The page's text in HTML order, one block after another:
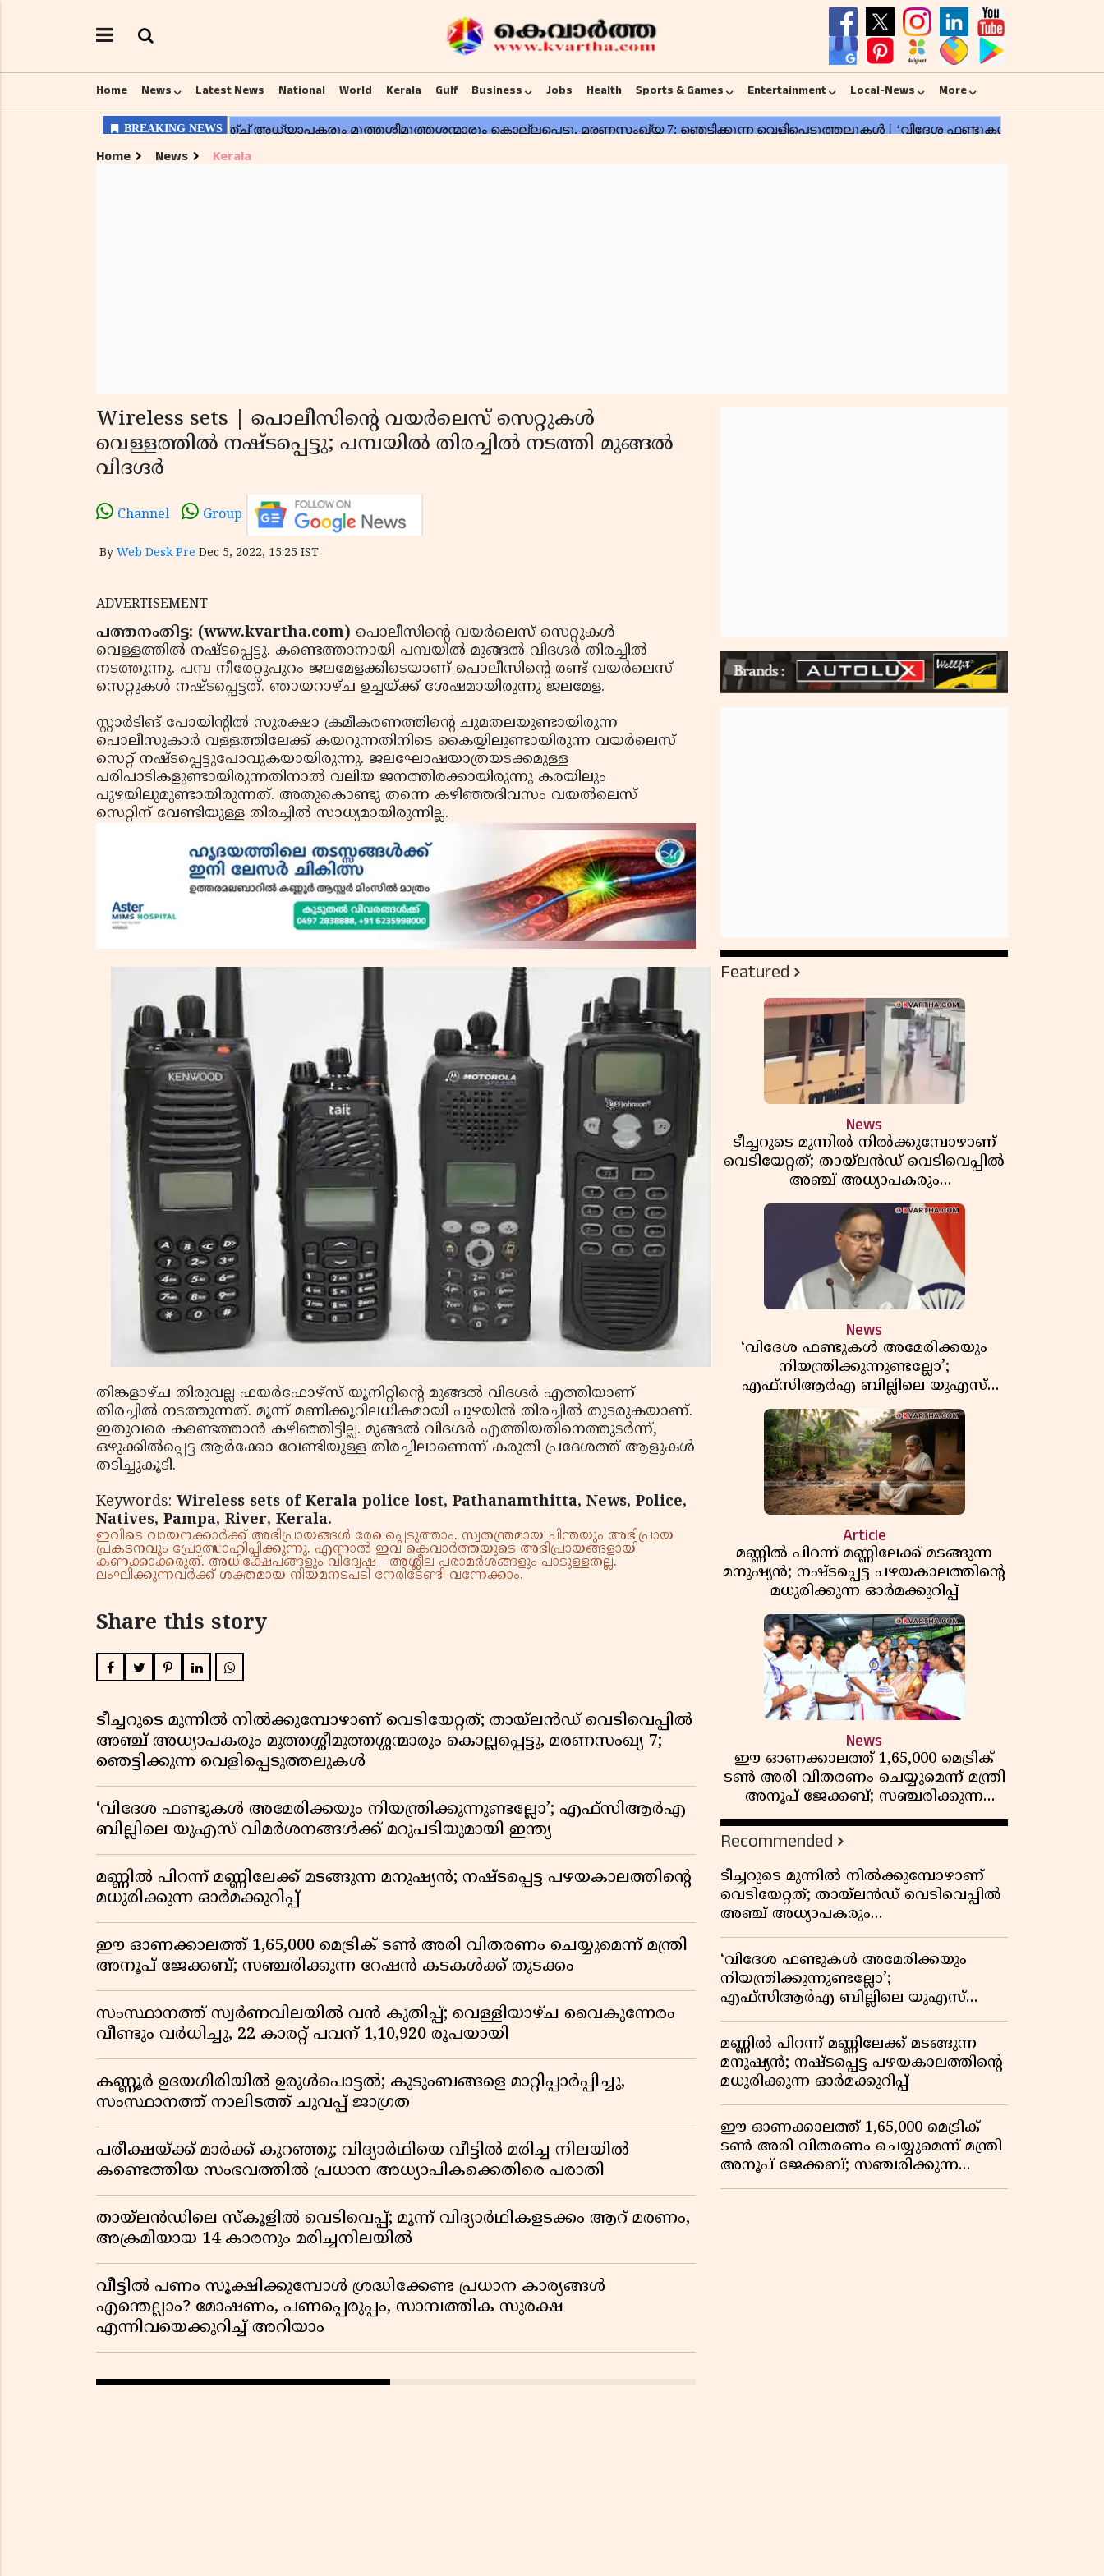
Home News Latest News National World Kerala Gulf Business Jobs Health Sports & Games Entertainment Local-News More
Home News Kerala
Wireless sets | പൊലീസിന്റെ വയര്‍ലെസ് സെറ്റുകള്‍
വെള്ളത്തില്‍ നഷ്ടപ്പെട്ടു; പമ്പയില്‍ തിരച്ചില്‍ നടത്തി മുങ്ങല്‍
വിദഗ്ദര്‍
Channel Group
By Web Desk Pre Dec 5, 2022, 15:25 IST
ADVERTISEMENT
പത്തനംതിട്ട: (www.kvartha.com) പൊലീസിന്റെ വയര്‍ലെസ് സെറ്റുകള്‍
വെള്ളത്തില്‍ നഷ്ടപ്പെട്ടു. കണ്ടെത്താനായി പമ്പയില്‍ മുങ്ങല്‍ വിദഗ്ദര്‍ തിരച്ചില്‍
നടത്തുന്നു. പമ്പ നീരേറ്റുപുറം ജലമേളക്കിടെയാണ് പൊലീസിന്റെ രണ്ട് വയര്‍ലെസ്
സെറ്റുകള്‍ നഷ്ടപ്പെട്ടത്. ഞായറാഴ്ച ഉച്ചയ്ക്ക് ശേഷമായിരുന്നു ജലമേള.
സ്റ്റാര്‍ടിങ് പോയിന്റില്‍ സുരക്ഷാ ക്രമീകരണത്തിന്റെ ചുമതലയുണ്ടായിരുന്ന
പൊലീസുകാര്‍ വള്ളത്തിലേക്ക് കയറുന്നതിനിടെ കൈയ്യിലുണ്ടായിരുന്ന വയര്‍ലെസ്
സെറ്റ് നഷ്ടപ്പെട്ടുപോവുകയായിരുന്നു. ജലഘോഷയാത്രയടക്കമുള്ള
പരിപാടികളുണ്ടായിരുന്നതിനാല്‍ വലിയ ജനത്തിരക്കായിരുന്നു കരയിലും
പുഴയിലുമുണ്ടായിരുന്നത്. അതുകൊണ്ടു തന്നെ കഴിഞ്ഞദിവസം വയല്‍ലെസ്
സെറ്റിന് വേണ്ടിയുള്ള തിരച്ചില്‍ സാധ്യമായിരുന്നില്ല.
തിങ്കളാഴ്ച തിരുവല്ല ഫയര്‍ഫോഴ്സ് യൂനിറ്റിന്റെ മുങ്ങല്‍ വിദഗ്ദര്‍ എത്തിയാണ്
തിരച്ചില്‍ നടത്തുന്നത്. മൂന്ന് മണിക്കൂറിലധികമായി പുഴയില്‍ തിരച്ചില്‍ തുടരുകയാണ്.
ഇതുവരെ കണ്ടെത്താന്‍ കഴിഞ്ഞിട്ടില്ല. മുങ്ങല്‍ വിദഗ്ദര്‍ എത്തിയതിനെത്തുടര്‍ന്ന്,
ഒഴുക്കില്‍പ്പെട്ട ആര്‍ക്കോ വേണ്ടിയുള്ള തിരച്ചിലാണെന്ന് കരുതി പ്രദേശത്ത് ആളുകള്‍
തടിച്ചുകൂടി.
Keywords: Wireless sets of Kerala police lost, Pathanamthitta, News, Police,
Natives, Pampa, River, Kerala.
ഇവിടെ വായനക്കാർക്ക് അഭിപ്രായങ്ങൾ രേഖപ്പെടുത്താം. സ്വതന്ത്രമായ ചിന്തയും അഭിപ്രായ
പ്രകടനവും പ്രോത്സാഹിപ്പിക്കുന്നു. എന്നാൽ ഇവ കെവാർത്തയുടെ അഭിപ്രായങ്ങളായി
കണക്കാക്കരുത്. അധിക്ഷേപങ്ങളും വിദ്വേഷ - അശ്ലീല പരാമർശങ്ങളും പാടുള്ളതല്ല.
ലംഘിക്കുന്നവർക്ക് ശക്തമായ നിയമനടപടി നേരിടേണ്ടി വന്നേക്കാം.
Share this story
ടീച്ചറുടെ മുന്നിൽ നിൽക്കുമ്പോഴാണ് വെടിയേറ്റത്; തായ്‌ലൻഡ് വെടിവെപ്പിൽ
അഞ്ച് അധ്യാപകരും മുത്തശ്ശീമുത്തശ്ശന്മാരും കൊല്ലപ്പെട്ടു, മരണസംഖ്യ 7;
ഞെട്ടിക്കുന്ന വെളിപ്പെടുത്തലുകൾ
‘വിദേശ ഫണ്ടുകൾ അമേരിക്കയും നിയന്ത്രിക്കുന്നുണ്ടല്ലോ’; എഫ്സിആർഎ
ബില്ലിലെ യുഎസ് വിമർശനങ്ങൾക്ക് മറുപടിയുമായി ഇന്ത്യ
മണ്ണിൽ പിറന്ന് മണ്ണിലേക്ക് മടങ്ങുന്ന മനുഷ്യൻ; നഷ്ടപ്പെട്ട പഴയകാലത്തിൻ്റെ
മധുരിക്കുന്ന ഓർമക്കുറിപ്പ്
ഈ ഓണക്കാലത്ത് 1,65,000 മെട്രിക് ടൺ അരി വിതരണം ചെയ്യുമെന്ന് മന്ത്രി
അനൂപ് ജേക്കബ്; സഞ്ചരിക്കുന്ന റേഷൻ കടകൾക്ക് തുടക്കം
സംസ്ഥാനത്ത് സ്വർണവിലയിൽ വൻ കുതിപ്പ്; വെള്ളിയാഴ്ച വൈകുന്നേരം
വീണ്ടും വർധിച്ചു, 22 കാരറ്റ് പവന് 1,10,920 രൂപയായി
കണ്ണൂർ ഉദയഗിരിയിൽ ഉരുൾപൊട്ടൽ; കുടുംബങ്ങളെ മാറ്റിപ്പാർപ്പിച്ചു,
സംസ്ഥാനത്ത് നാലിടത്ത് ചുവപ്പ് ജാഗ്രത
പരീക്ഷയ്ക്ക് മാർക്ക് കുറഞ്ഞു; വിദ്യാർഥിയെ വീട്ടിൽ മരിച്ച നിലയിൽ
കണ്ടെത്തിയ സംഭവത്തിൽ പ്രധാന അധ്യാപികക്കെതിരെ പരാതി
തായ്‌ലൻഡിലെ സ്‌കൂളിൽ വെടിവെപ്പ്; മൂന്ന് വിദ്യാർഥികളടക്കം ആറ് മരണം,
അക്രമിയായ 14 കാരനും മരിച്ചനിലയിൽ
വീട്ടിൽ പണം സൂക്ഷിക്കുമ്പോൾ ശ്രദ്ധിക്കേണ്ട പ്രധാന കാര്യങ്ങൾ
എന്തെല്ലാം? മോഷണം, പണപ്പെരുപ്പം, സാമ്പത്തിക സുരക്ഷ
എന്നിവയെക്കുറിച്ച് അറിയാം
Featured
News
ടീച്ചറുടെ മുന്നിൽ നിൽക്കുമ്പോഴാണ്
വെടിയേറ്റത്; തായ്‌ലൻഡ് വെടിവെപ്പിൽ
അഞ്ച് അധ്യാപകരും
മുത്തശ്ശീമുത്തശ്ശന്മാരും കൊല്ലപ്പെട്ടു,
മരണസംഖ്യ 7; ഞെട്ടിക്കുന്ന
വെളിപ്പെടുത്തലുകൾ
News
‘വിദേശ ഫണ്ടുകൾ അമേരിക്കയും
നിയന്ത്രിക്കുന്നുണ്ടല്ലോ’;
എഫ്സിആർഎ ബില്ലിലെ യുഎസ്
വിമർശനങ്ങൾക്ക് മറുപടിയുമായി ഇന്ത്യ
Article
മണ്ണിൽ പിറന്ന് മണ്ണിലേക്ക് മടങ്ങുന്ന
മനുഷ്യൻ; നഷ്ടപ്പെട്ട പഴയകാലത്തിൻ്റെ
മധുരിക്കുന്ന ഓർമക്കുറിപ്പ്
News
ഈ ഓണക്കാലത്ത് 1,65,000 മെട്രിക്
ടൺ അരി വിതരണം ചെയ്യുമെന്ന് മന്ത്രി
അനൂപ് ജേക്കബ്; സഞ്ചരിക്കുന്ന
റേഷൻ കടകൾക്ക് തുടക്കം
Recommended
ടീച്ചറുടെ മുന്നിൽ നിൽക്കുമ്പോഴാണ്
വെടിയേറ്റത്; തായ്‌ലൻഡ് വെടിവെപ്പിൽ
അഞ്ച് അധ്യാപകരും
മുത്തശ്ശീമുത്തശ്ശന്മാരും കൊല്ലപ്പെട്ടു,
മരണസംഖ്യ 7; ഞെട്ടിക്കുന്ന
വെളിപ്പെടുത്തലുകൾ
‘വിദേശ ഫണ്ടുകൾ അമേരിക്കയും
നിയന്ത്രിക്കുന്നുണ്ടല്ലോ’;
എഫ്സിആർഎ ബില്ലിലെ യുഎസ്
വിമർശനങ്ങൾക്ക് മറുപടിയുമായി ഇന്ത്യ
മണ്ണിൽ പിറന്ന് മണ്ണിലേക്ക് മടങ്ങുന്ന
മനുഷ്യൻ; നഷ്ടപ്പെട്ട പഴയകാലത്തിൻ്റെ
മധുരിക്കുന്ന ഓർമക്കുറിപ്പ്
ഈ ഓണക്കാലത്ത് 1,65,000 മെട്രിക്
ടൺ അരി വിതരണം ചെയ്യുമെന്ന് മന്ത്രി
അനൂപ് ജേക്കബ്; സഞ്ചരിക്കുന്ന
റേഷൻ കടകൾക്ക് തുടക്കം